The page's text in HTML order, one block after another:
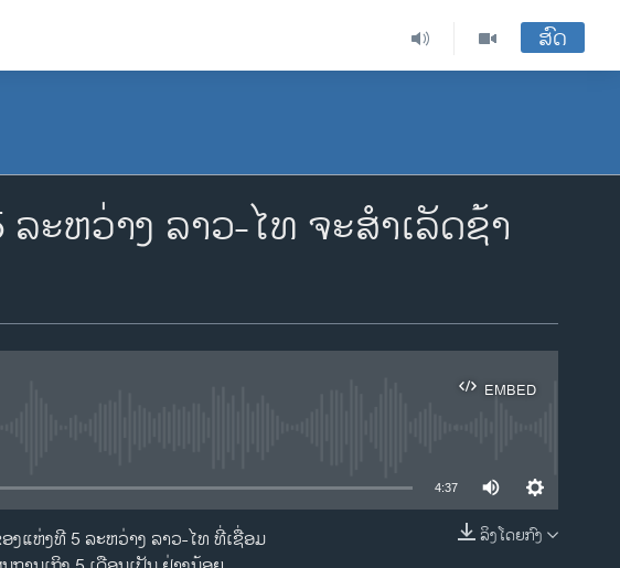
ສົດ
ະຫວ່າງ ລາວ-ໄທ ຈະສຳເລັດຊ້າ
EMBED
EMBED
4:37
ລິງໂດຍກົງ
ງແຫ່ງທີ 5 ລະຫວ່າງ ລາວ-ໄທ ທີ່ເຊື່ອມ